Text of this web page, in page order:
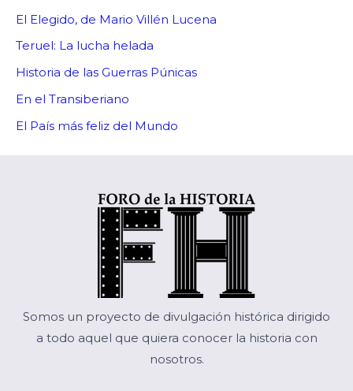
El Elegido, de Mario Villén Lucena
Teruel: La lucha helada
Historia de las Guerras Púnicas
En el Transiberiano
El País más feliz del Mundo
Somos un proyecto de divulgación histórica dirigido
a todo aquel que quiera conocer la historia con
nosotros.